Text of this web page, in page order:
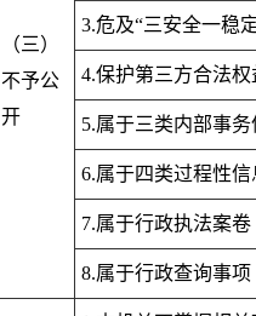
（三）
不予公
开
3.危及“三安全一稳
4.保护第三方合法权
5.属于三类内部事务
6.属于四类过程性信
7.属于行政执法案卷
8.属于行政查询事项